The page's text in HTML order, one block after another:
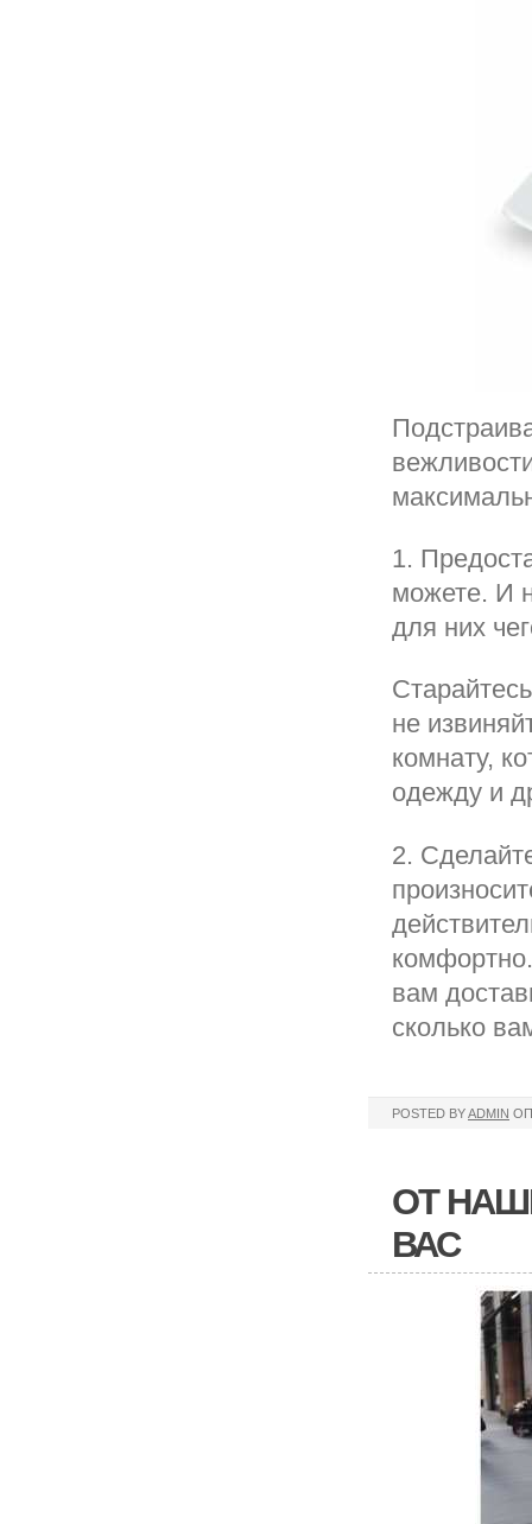
1.
можете. И
для них
не
комнату,
одежду и
2.
вам
сколько
POSTED BYADMIN
ОТ
ВАС